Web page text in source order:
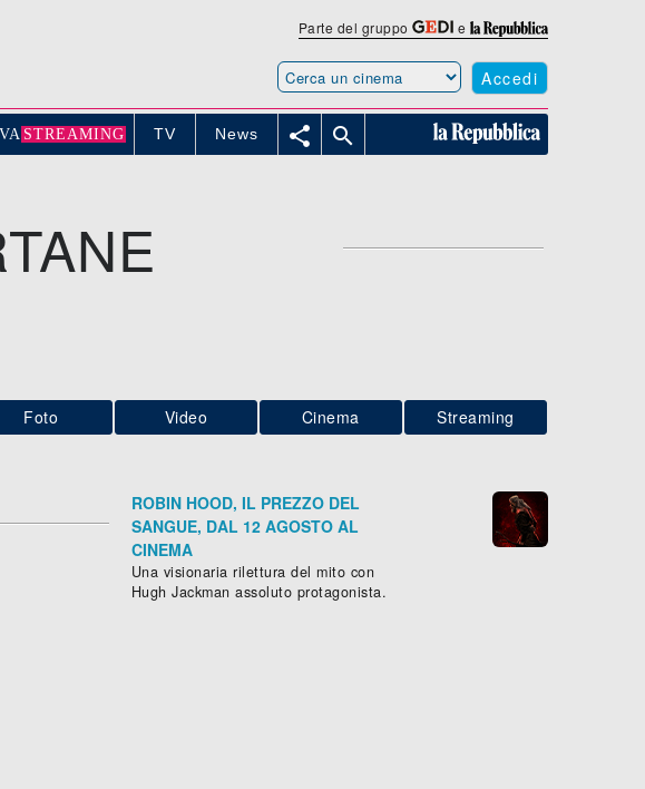
Parte del gruppo e
Accedi
A STREAMING TV News  
Foto Video Cinema Streaming
ROBIN HOOD, IL PREZZO DEL
SANGUE, DAL 12 AGOSTO AL
CINEMA
Una visionaria rilettura del mito con
Hugh Jackman assoluto protagonista.